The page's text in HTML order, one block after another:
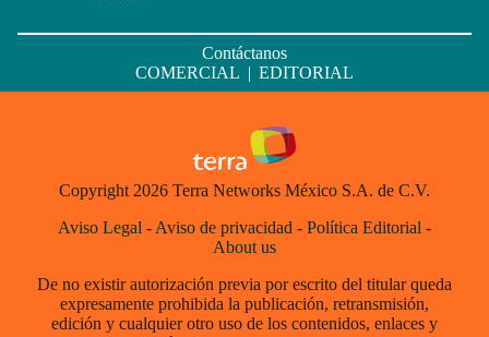
Contáctanos
COMERCIAL | EDITORIAL
Copyright 2026 Terra Networks México S.A. de C.V.
Aviso Legal - Aviso de privacidad - Política Editorial -
About us
De no existir autorización previa por escrito del titular queda
expresamente prohibida la publicación, retransmisión,
edición y cualquier otro uso de los contenidos, enlaces y